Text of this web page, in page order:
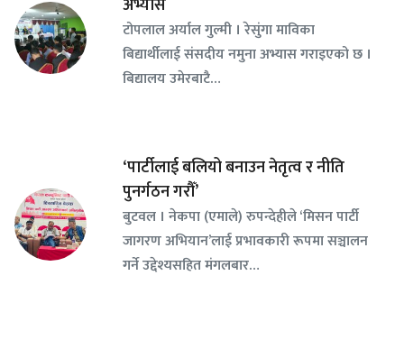
अभ्यास
टोपलाल अर्याल गुल्मी । रेसुंगा माविका
बिद्यार्थीलाई संसदीय नमुना अभ्यास गराइएको छ ।
बिद्यालय उमेरबाटै…
‘पार्टीलाई बलियो बनाउन नेतृत्व र नीति
पुनर्गठन गरौँ’
बुटवल । नेकपा (एमाले) रुपन्देहीले ‘मिसन पार्टी
जागरण अभियान’लाई प्रभावकारी रूपमा सञ्चालन
गर्ने उद्देश्यसहित मंगलबार…